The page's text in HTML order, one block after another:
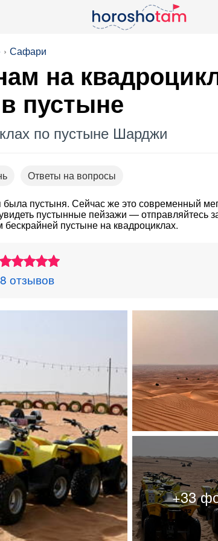
Сафари
на
пустыне
по пустыне Шарджи
Ответы на вопросы
пустыня. Сейчас же это современный
пустынные пейзажи — отправляйтесь
пустыне на квадроциклах.
отзывов